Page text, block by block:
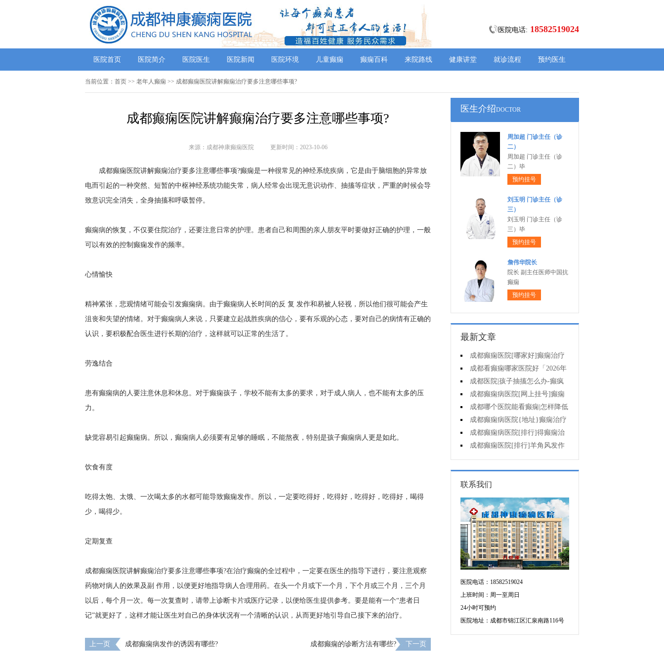
医院电话: 18582519024
医院首页 医院简介 医院医生 医院新闻 医院环境 儿童癫痫 癫痫百科 来院路线 健康讲堂 就诊流程 预约医生
当前位置： 首页 >> 老年人癫痫 >> 成都癫痫医院讲解癫痫治疗要多注意哪些事项?
成都癫痫医院讲解癫痫治疗要多注意哪些事项?
来源：成都神康癫痫医院 更新时间：2023-10-06
成都癫痫医院讲解癫痫治疗要多注意哪些事项?癫痫是一种很常见的神经系统疾病，它是由于脑细胞的异常放
电而引起的一种突然、短暂的中枢神经系统功能失常，病人经常会出现无意识动作、抽搐等症状，严重的时候会导
致意识完全消失，全身抽搐和呼吸暂停。
癫痫病的恢复，不仅要住院治疗，还要注意日常的护理。患者自己和周围的亲人朋友平时要做好正确的护理，一般
可以有效的控制癫痫发作的频率。
心情愉快
精神紧张，悲观情绪可能会引发癫痫病。由于癫痫病人长时间的反 复 发作和易被人轻视，所以他们很可能会产生
沮丧和失望的情绪。对于癫痫病人来说，只要建立起战胜疾病的信心，要有乐观的心态，要对自己的病情有正确的
认识，要积极配合医生进行长期的治疗，这样就可以正常的生活了。
劳逸结合
患有癫痫病的人要注意休息和休息。对于癫痫孩子，学校不能有太多的要求，对于成人病人，也不能有太多的压
力。
缺觉容易引起癫痫病。所以，癫痫病人必须要有足够的睡眠，不能熬夜，特别是孩子癫痫病人更是如此。
饮食有度
吃得太饱、太饿、一次喝太多的水都可能导致癫痫发作。所以，一定要吃得好，吃得好，吃得好，吃得好，喝得
少，喝得少。
定期复查
成都癫痫医院讲解癫痫治疗要多注意哪些事项?在治疗癫痫的全过程中，一定要在医生的指导下进行，要注意观察
药物对病人的效果及副 作用，以便更好地指导病人合理用药。在头一个月或下一个月，下个月或三个月，三个月
以后，每个月一次。每一次复查时，请带上诊断卡片或医疗记录，以便给医生提供参考。要是能有一个“患者日
记”就更好了，这样才能让医生对自己的身体状况有一个清晰的认识，从而更好地引导自己接下来的治疗。
上一页 成都癫痫病发作的诱因有哪些? 成都癫痫的诊断方法有哪些? 下一页
医生介绍DOCTOR
周加超 门诊主任（诊
二）
周加超 门诊主任（诊
二）毕
预约挂号
刘玉明 门诊主任（诊
三）
刘玉明 门诊主任（诊
三）毕
预约挂号
詹伟华院长
院长 副主任医师中国抗
癫痫
预约挂号
最新文章
成都癫痫医院[哪家好]癫痫治疗
起来很困难吗?
成都看癫痫哪家医院好「2026年
度公布」为什么有癫痫的病人容易
猝死?
成都医院|孩子抽搐怎么办-癫疯
病病人反复发作的原因是什么?
成都癫痫病医院[网上挂号]癫痫
的治疗要注意什么?
成都哪个医院能看癫痫|怎样降低
癫痫遗传风险?
成都癫痫病医院{地址}癫痫治疗
中为什么还是犯病?
成都癫痫病医院[排行]得癫痫治
不好是为什么?
成都癫痫医院[排行]羊角风发作
有哪些危害?
联系我们
医院电话：18582519024
上班时间：周一至周日
24小时可预约
医院地址：成都市锦江区汇泉南路116号